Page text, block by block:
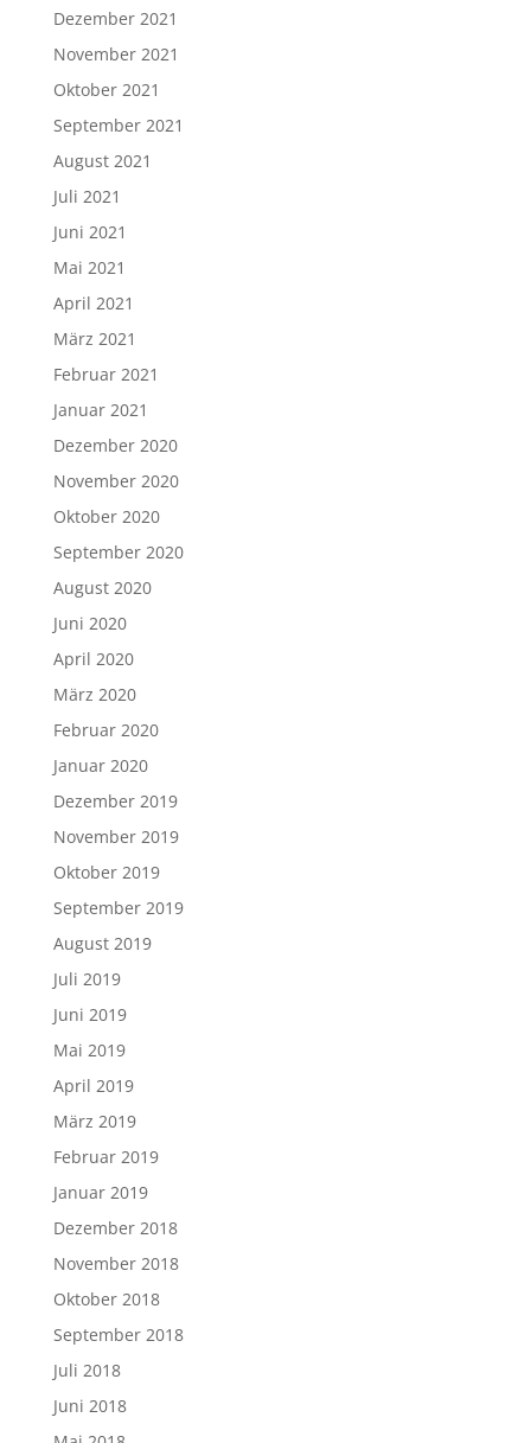
Dezember 2021
November 2021
Oktober 2021
September 2021
August 2021
Juli 2021
Juni 2021
Mai 2021
April 2021
März 2021
Februar 2021
Januar 2021
Dezember 2020
November 2020
Oktober 2020
September 2020
August 2020
Juni 2020
April 2020
März 2020
Februar 2020
Januar 2020
Dezember 2019
November 2019
Oktober 2019
September 2019
August 2019
Juli 2019
Juni 2019
Mai 2019
April 2019
März 2019
Februar 2019
Januar 2019
Dezember 2018
November 2018
Oktober 2018
September 2018
Juli 2018
Juni 2018